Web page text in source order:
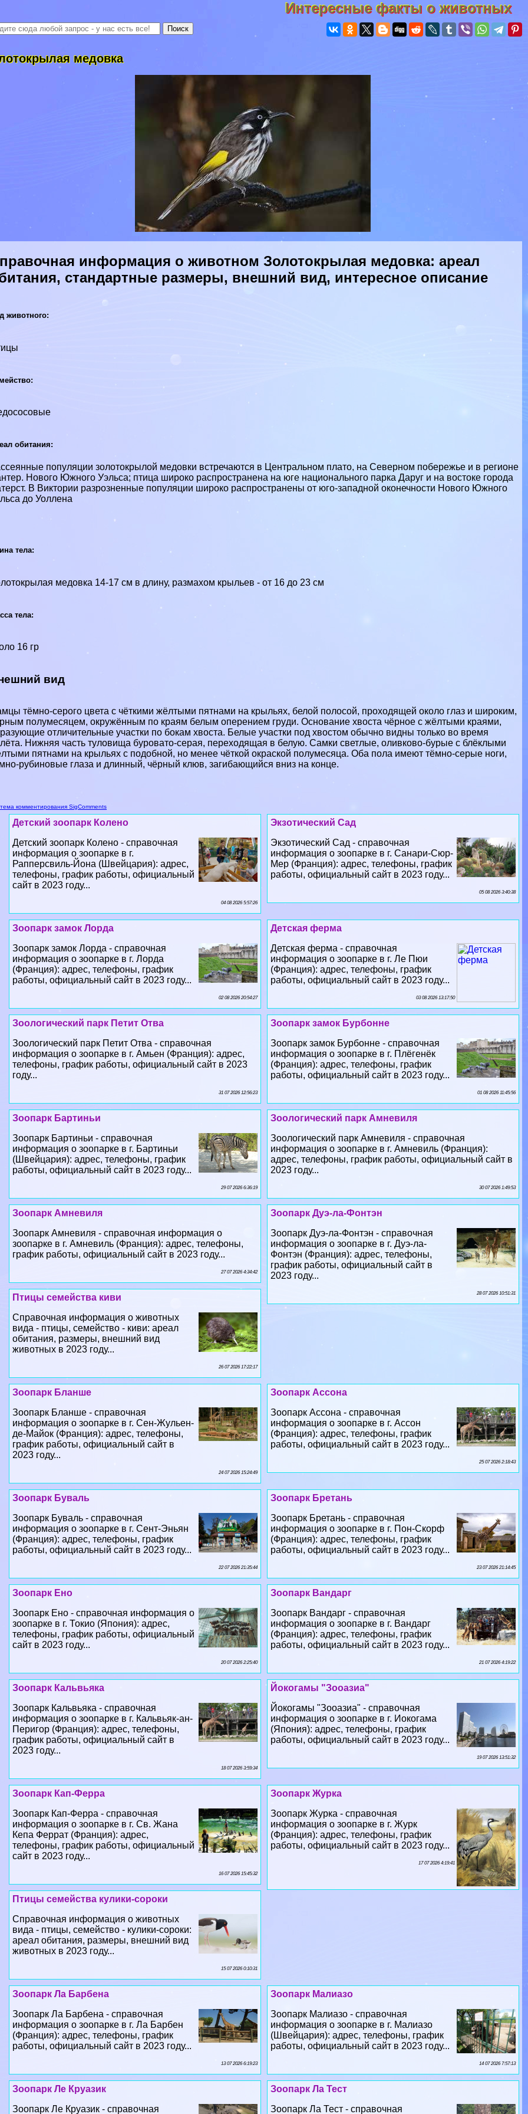
Интересные факты о животных
медовка
информация о животном Золотокрылая медовка: ареал
стандартные размеры, внешний вид, интересное описание
животного:
обитания:
популяции золотокрылой медовки встречаются в Центральном плато, на Северном побережье и в регионе
Нового Южного Уэльса; птица широко распространена на юге национального парка Даруг и на востоке города
В Виктории разрозненные популяции широко распространены от юго-западной оконечности Нового Южного
до Уоллена
тела:
медовка 14-17 см в длину, размахом крыльев - от 16 до 23 см
тела:
16 гр
вид
тёмно-серого цвета с чёткими жёлтыми пятнами на крыльях, белой полосой, проходящей около глаз и широким,
полумесяцем, окружённым по краям белым оперением гpyди. Основание хвоста чёрное с жёлтыми краями,
отличительные участки по бокам хвоста. Белые участки под хвостом обычно видны только во время
Нижняя часть туловища буровато-серая, переходящая в белую. Самки светлые, оливково-бурые с блёклыми
пятнами на крыльях с подобной, но менее чёткой окраской полумесяца. Оба пола имеют тёмно-серые ноги,
рубиновые глаза и длинный, чёрный клюв, загибающийся вниз на конце.
комментирования SigComments
Экзотический Сад
Экзотический Сад - справочная
информация о зоопарке в г. Санари-Сюр-
Мер (Франция): адрес, телефоны, график
работы, официальный сайт в 2023 году...
05 08 2026 3:40:38
Детский зоопарк Колено
Детский зоопарк Колено - справочная
информация о зоопарке в г.
Рапперсвиль-Йона (Швейцария): адрес,
телефоны, график работы, официальный
сайт в 2023 году...
04 08 2026 5:57:26
Детская ферма
Детская ферма - справочная
информация о зоопарке в г. Ле Пюи
(Франция): адрес, телефоны, график
работы, официальный сайт в 2023 году...
03 08 2026 13:17:50
Зоопарк замок Лорда
Зоопарк замок Лорда - справочная
информация о зоопарке в г. Лорда
(Франция): адрес, телефоны, график
работы, официальный сайт в 2023 году...
02 08 2026 20:54:27
Зоопарк замок Бурбонне
Зоопарк замок Бурбонне - справочная
информация о зоопарке в г. Плёгенёк
(Франция): адрес, телефоны, график
работы, официальный сайт в 2023 году...
01 08 2026 11:45:56
Зоологический парк Петит Отва
Зоологический парк Петит Отва - справочная
информация о зоопарке в г. Амьен (Франция): адрес,
телефоны, график работы, официальный сайт в 2023
году...
31 07 2026 12:56:23
Зоологический парк Амневиля
Зоологический парк Амневиля - справочная
информация о зоопарке в г. Амневиль (Франция):
адрес, телефоны, график работы, официальный сайт в
2023 году...
30 07 2026 1:49:53
Зоопарк Бартиньи
Зоопарк Бартиньи - справочная
информация о зоопарке в г. Бартиньи
(Швейцария): адрес, телефоны, график
работы, официальный сайт в 2023 году...
29 07 2026 6:36:19
Зоопарк Дуэ-ла-Фонтэн
Зоопарк Дуэ-ла-Фонтэн - справочная
информация о зоопарке в г. Дуэ-ла-
Фонтэн (Франция): адрес, телефоны,
график работы, официальный сайт в
2023 году...
28 07 2026 10:51:31
Зоопарк Амневиля
Зоопарк Амневиля - справочная информация о
зоопарке в г. Амневиль (Франция): адрес, телефоны,
график работы, официальный сайт в 2023 году...
27 07 2026 4:34:42
Птицы семейства киви
Справочная информация о животных
вида - птицы, семейство - киви: ареал
обитания, размеры, внешний вид
животных в 2023 году...
26 07 2026 17:22:17
Зоопарк Ассона
Зоопарк Ассона - справочная
информация о зоопарке в г. Ассон
(Франция): адрес, телефоны, график
работы, официальный сайт в 2023 году...
25 07 2026 2:18:43
Зоопарк Бланше
Зоопарк Бланше - справочная
информация о зоопарке в г. Сен-Жульен-
де-Майок (Франция): адрес, телефоны,
график работы, официальный сайт в
2023 году...
24 07 2026 15:24:49
Зоопарк Бретань
Зоопарк Бретань - справочная
информация о зоопарке в г. Пон-Скорф
(Франция): адрес, телефоны, график
работы, официальный сайт в 2023 году...
23 07 2026 21:14:45
Зоопарк Буваль
Зоопарк Буваль - справочная
информация о зоопарке в г. Сент-Эньян
(Франция): адрес, телефоны, график
работы, официальный сайт в 2023 году...
22 07 2026 21:35:44
Зоопарк Вандарг
Зоопарк Вандарг - справочная
информация о зоопарке в г. Вандарг
(Франция): адрес, телефоны, график
работы, официальный сайт в 2023 году...
21 07 2026 4:19:22
Зоопарк Ено
Зоопарк Ено - справочная информация о
зоопарке в г. Токио (Япония): адрес,
телефоны, график работы, официальный
сайт в 2023 году...
20 07 2026 2:25:40
Йокогамы "Зооазиа"
Йокогамы "Зооазиа" - справочная
информация о зоопарке в г. Иокогама
(Япония): адрес, телефоны, график
работы, официальный сайт в 2023 году...
19 07 2026 13:51:32
Зоопарк Кальвьяка
Зоопарк Кальвьяка - справочная
информация о зоопарке в г. Кальвьяк-ан-
Перигор (Франция): адрес, телефоны,
график работы, официальный сайт в
2023 году...
18 07 2026 3:59:34
Зоопарк Журка
Зоопарк Журка - справочная
информация о зоопарке в г. Журк
(Франция): адрес, телефоны, график
работы, официальный сайт в 2023 году...
17 07 2026 4:19:41
Зоопарк Кап-Ферра
Зоопарк Кап-Ферра - справочная
информация о зоопарке в г. Св. Жана
Кепа Феррат (Франция): адрес,
телефоны, график работы, официальный
сайт в 2023 году...
16 07 2026 15:45:32
Птицы семейства кулики-сороки
Справочная информация о животных
вида - птицы, семейство - кулики-сороки:
ареал обитания, размеры, внешний вид
животных в 2023 году...
15 07 2026 0:10:31
Зоопарк Малиазо
Зоопарк Малиазо - справочная
информация о зоопарке в г. Малиазо
(Швейцария): адрес, телефоны, график
работы, официальный сайт в 2023 году...
14 07 2026 7:57:13
Зоопарк Ла Барбена
Зоопарк Ла Барбена - справочная
информация о зоопарке в г. Ла Барбен
(Франция): адрес, телефоны, график
работы, официальный сайт в 2023 году...
13 07 2026 6:19:23
Зоопарк Ла Тест
Зоопарк Ла Тест - справочная
Зоопарк Ле Круазик
Зоопарк Ле Круазик - справочная